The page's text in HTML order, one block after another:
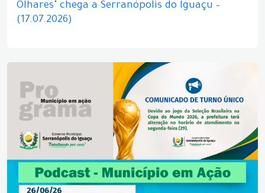
Olhares" chega a Serranópolis do Iguaçu –
(17.07.2026)